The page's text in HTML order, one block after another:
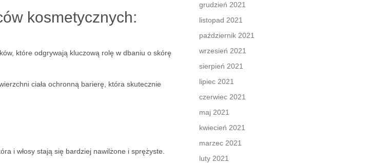
kosmetycznych:
które odgrywają kluczową rolę w dbaniu o skórę
ciała ochronną barierę, która skutecznie
i włosy stają się bardziej nawilżone i sprężyste.
grudzień 2021
listopad 2021
październik 2021
wrzesień 2021
sierpień 2021
lipiec 2021
czerwiec 2021
maj 2021
kwiecień 2021
marzec 2021
luty 2021